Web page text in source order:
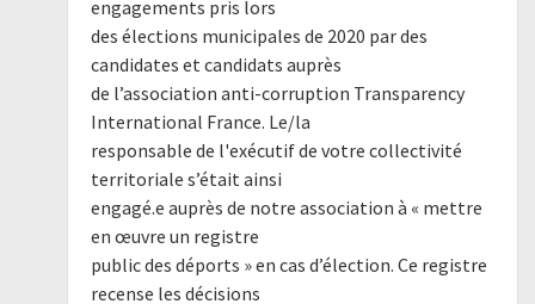
engagements pris lors
des élections municipales de 2020 par des
candidates et candidats auprès
de l’association anti-corruption Transparency
International France. Le/la
responsable de l'exécutif de votre collectivité
territoriale s’était ainsi
engagé.e auprès de notre association à « mettre
en œuvre un registre
public des déports » en cas d’élection. Ce registre
recense les décisions